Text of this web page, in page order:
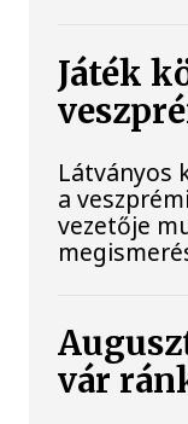
Játék
Látványos
a
vezetője
vár